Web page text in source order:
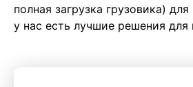
полная загрузка грузовика)
у нас есть лучшие решения для